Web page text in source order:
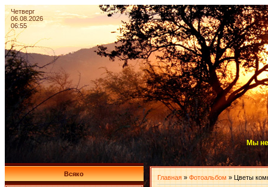
Четверг
06.08.2026
06:55
Мы не
Всяко Главная » Фотоальбом » Цветы